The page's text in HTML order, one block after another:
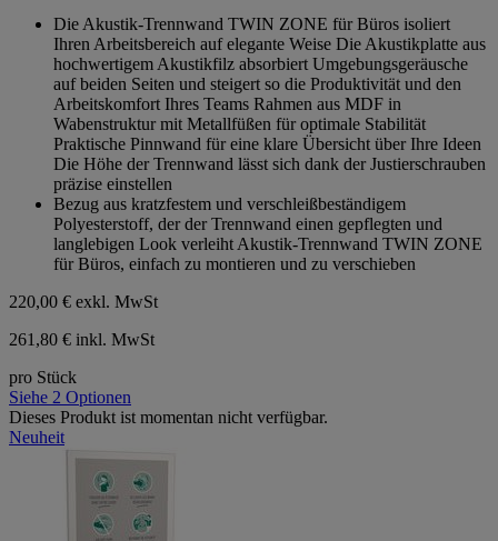
Sternen.
Die Akustik-Trennwand TWIN ZONE für Büros isoliert
Ihren Arbeitsbereich auf elegante Weise Die Akustikplatte aus
hochwertigem Akustikfilz absorbiert Umgebungsgeräusche
auf beiden Seiten und steigert so die Produktivität und den
Arbeitskomfort Ihres Teams Rahmen aus MDF in
Wabenstruktur mit Metallfüßen für optimale Stabilität
Praktische Pinnwand für eine klare Übersicht über Ihre Ideen
Die Höhe der Trennwand lässt sich dank der Justierschrauben
präzise einstellen
Bezug aus kratzfestem und verschleißbeständigem
Polyesterstoff, der der Trennwand einen gepflegten und
langlebigen Look verleiht Akustik-Trennwand TWIN ZONE
für Büros, einfach zu montieren und zu verschieben
220,00 € exkl. MwSt
261,80 € inkl. MwSt
pro Stück
Siehe 2 Optionen
Dieses Produkt ist momentan nicht verfügbar.
Neuheit